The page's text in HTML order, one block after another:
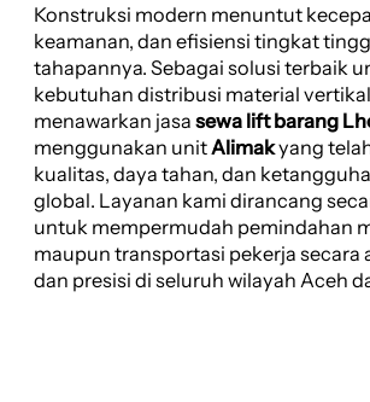
Konstruksi modern menuntut
keamanan, dan efisiensi tingkat
tahapannya. Sebagai solusi terbaik
kebutuhan distribusi material
menawarkan jasa sewa lift barang
menggunakan unit Alimakyang
kualitas, daya tahan, dan
global. Layanan kami dirancang
untuk mempermudah pemindahan
maupun transportasi pekerja secara
dan presisi di seluruh wilayah Aceh